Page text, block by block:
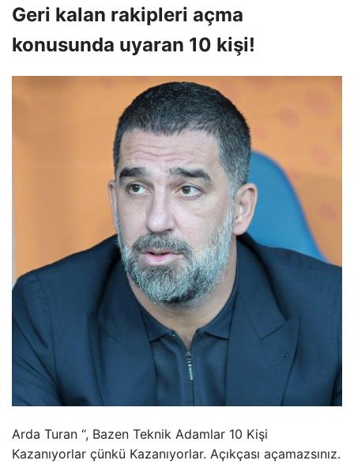
Geri kalan rakipleri açma
konusunda uyaran 10 kişi!
Arda Turan “, Bazen Teknik Adamlar 10 Kişi
Kazanıyorlar çünkü Kazanıyorlar. Açıkçası açamazsınız.